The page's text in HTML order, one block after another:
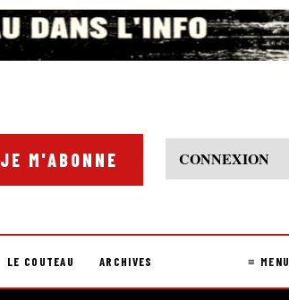
JE M'ABONNE CONNEXION
LE COUTEAU ARCHIVES ≡ MENU